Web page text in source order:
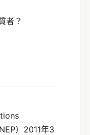
者？
）2011年3